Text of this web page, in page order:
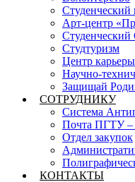
Арт-центр
Студтуризм
Центр карьеры
Научно-
Защищай
СОТРУДНИКУ
Система
Почта ПГТУ
Отдел закупок
КОНТАКТЫ